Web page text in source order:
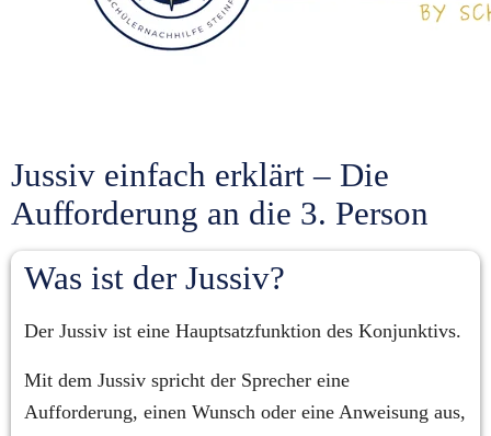
Jussiv einfach erklärt – Die
Aufforderung an die 3. Person
Was ist der Jussiv?
Der Jussiv ist eine Hauptsatzfunktion des Konjunktivs.
Mit dem Jussiv spricht der Sprecher eine
Aufforderung, einen Wunsch oder eine Anweisung aus,